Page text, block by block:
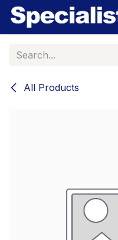
Skip to Content
All Products